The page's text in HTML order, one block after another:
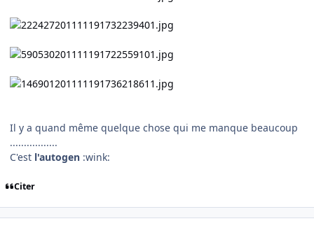
Il y a quand même quelque chose qui me manque beaucoup
.................
C'est l'autogen :wink:
Citer